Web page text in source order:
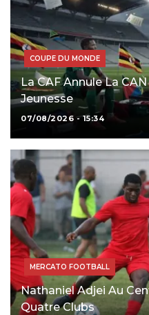
COUPE DU MONDE
La CAF Annule La
Jeunesse
07/08/2026 - 15:34
MERCATO FOOTBALL
Nathaniel Adjei Au
Quatre Clubs